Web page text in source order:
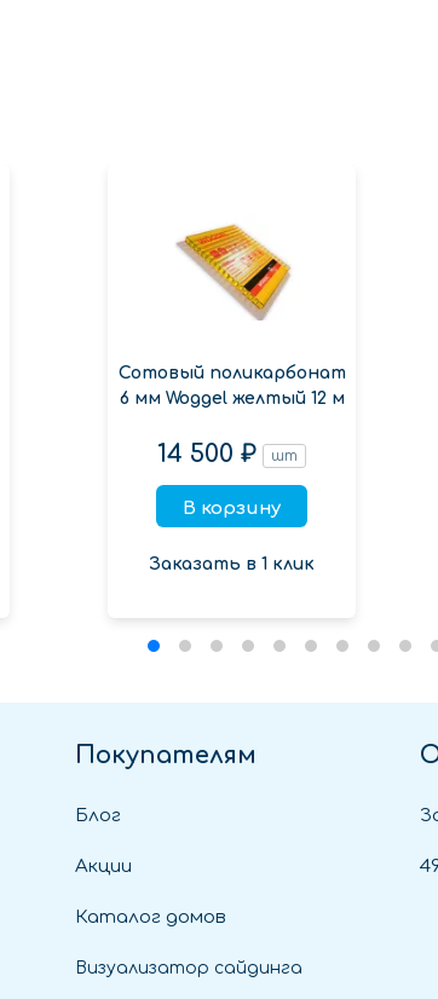
Сотовый поликарбонат
6 мм Woggel желтый 12 м
14 500 ₽ шт
В корзину
Заказать в 1 клик
Покупателям
Блог
Акции
Каталог домов
Визуализатор сайдинга